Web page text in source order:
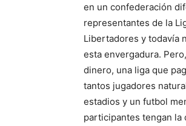
en un confederación
representantes de la
Libertadores y todavía
esta envergadura.
dinero, una liga que
tantos jugadores
estadios y un futbol
participantes tengan la